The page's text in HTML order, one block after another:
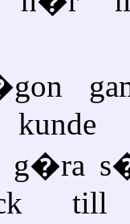
kunde
g�ra
till